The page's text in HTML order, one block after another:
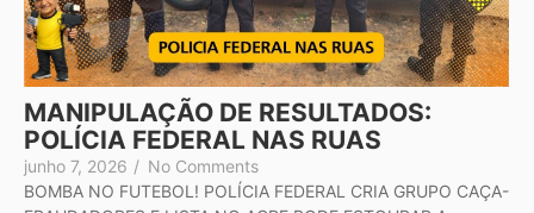
MANIPULAÇÃO DE RESULTADOS:
POLÍCIA FEDERAL NAS RUAS
junho 7, 2026 / No Comments
BOMBA NO FUTEBOL! POLÍCIA FEDERAL CRIA GRUPO CAÇA-